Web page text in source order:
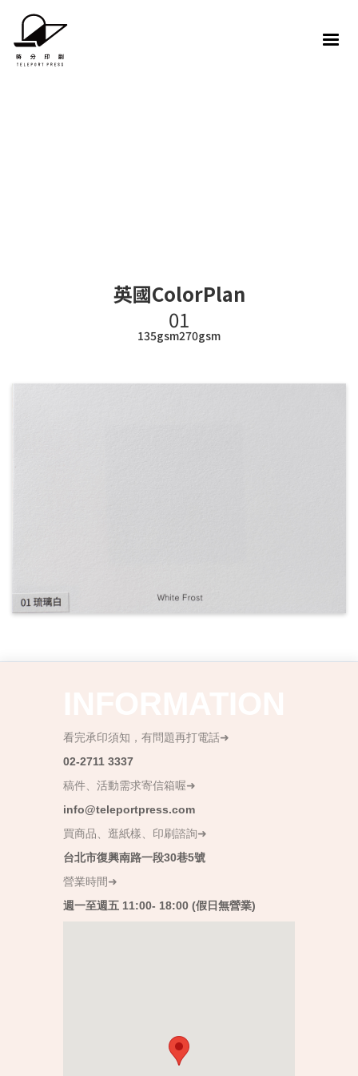
英國ColorPlan
01
135gsm270gsm
看完承印須知，有問題再打電話➜
02-2711 3337
稿件、活動需求寄信箱喔➜
info@teleportpress.com
買商品、逛紙樣、印刷諮詢➜
台北市復興南路一段30巷5號
營業時間➜
週一至週五 11:00- 18:00 (假日無營業)